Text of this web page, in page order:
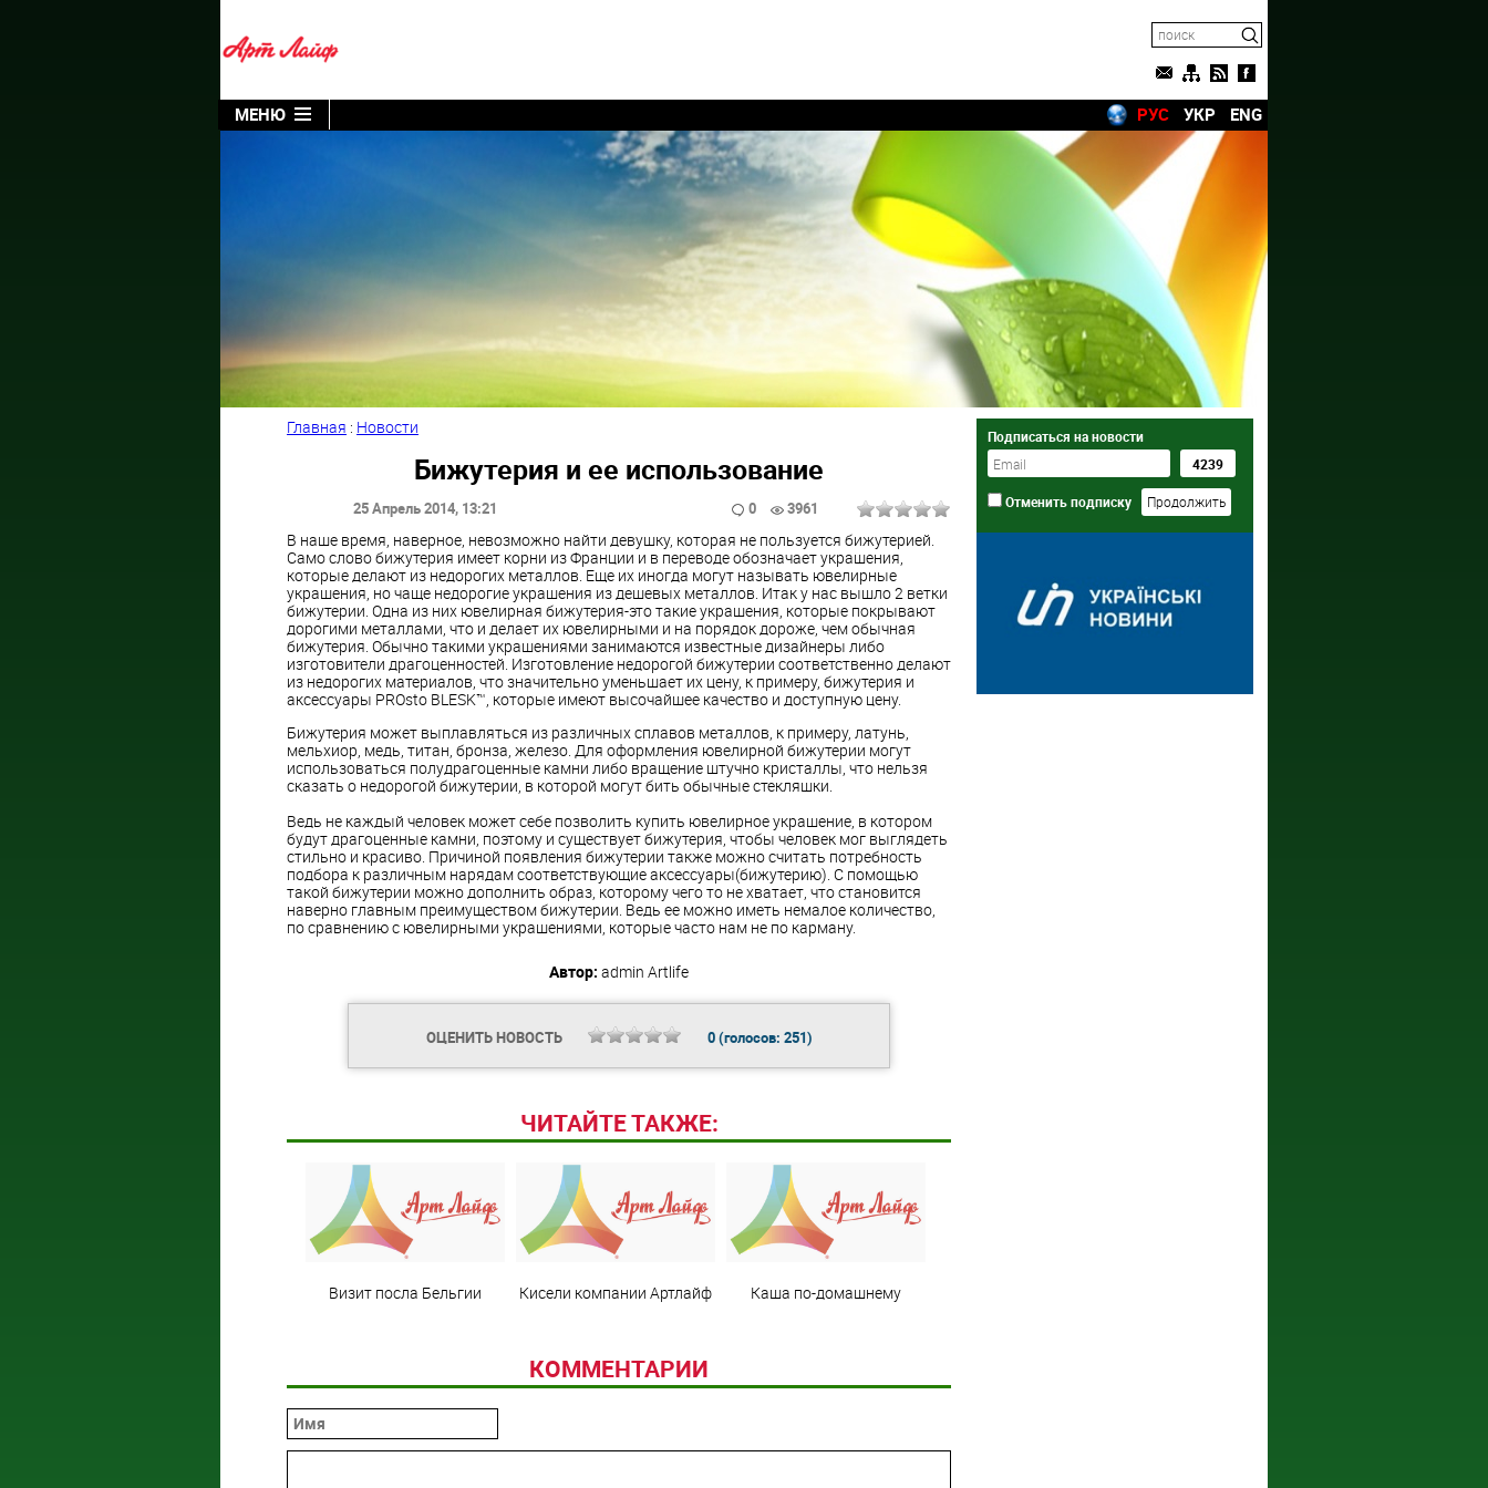
МЕНЮ РУС УКР ENG
Главная : Новости
Бижутерия и ее использование
25 Апрель 2014, 13:21 0 3961
В наше время, наверное, невозможно найти девушку, которая не пользуется бижутерией.
Само слово бижутерия имеет корни из Франции и в переводе обозначает украшения,
которые делают из недорогих металлов. Еще их иногда могут называть ювелирные
украшения, но чаще недорогие украшения из дешевых металлов. Итак у нас вышло 2 ветки
бижутерии. Одна из них ювелирная бижутерия-это такие украшения, которые покрывают
дорогими металлами, что и делает их ювелирными и на порядок дороже, чем обычная
бижутерия. Обычно такими украшениями занимаются известные дизайнеры либо
изготовители драгоценностей. Изготовление недорогой бижутерии соответственно делают
из недорогих материалов, что значительно уменьшает их цену, к примеру, бижутерия и
аксессуары PROsto BLESK™, которые имеют высочайшее качество и доступную цену.
Бижутерия может выплавляться из различных сплавов металлов, к примеру, латунь,
мельхиор, медь, титан, бронза, железо. Для оформления ювелирной бижутерии могут
использоваться полудрагоценные камни либо вращение штучно кристаллы, что нельзя
сказать о недорогой бижутерии, в которой могут бить обычные стекляшки.
Ведь не каждый человек может себе позволить купить ювелирное украшение, в котором
будут драгоценные камни, поэтому и существует бижутерия, чтобы человек мог выглядеть
стильно и красиво. Причиной появления бижутерии также можно считать потребность
подбора к различным нарядам соответствующие аксессуары(бижутерию). С помощью
такой бижутерии можно дополнить образ, которому чего то не хватает, что становится
наверно главным преимуществом бижутерии. Ведь ее можно иметь немалое количество,
по сравнению с ювелирными украшениями, которые часто нам не по карману.
Автор: admin Artlife
ОЦЕНИТЬ НОВОСТЬ 0(голосов: 251)
ЧИТАЙТЕ ТАКЖЕ:
Визит посла Бельгии Кисели компании Артлайф Каша по-домашнему
КОММЕНТАРИИ
Подписаться на новости
Отменить подписку